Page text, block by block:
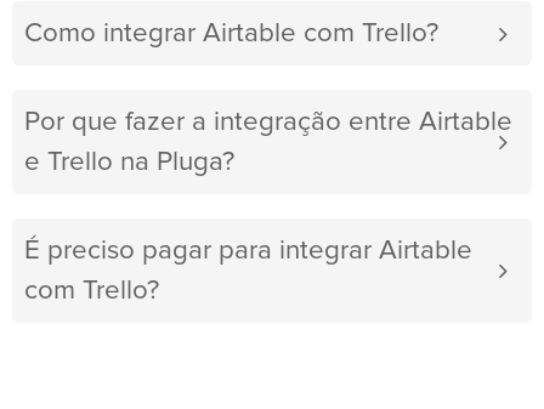
Como integrar Airtable com Trello?
Por que fazer a integração entre Airtable
e Trello na Pluga?
É preciso pagar para integrar Airtable
com Trello?